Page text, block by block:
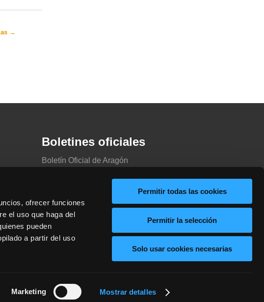
ofrecer funciones
el uso que haga del
pueden
a partir del uso
Marketing Mostrar detalles
Permitir todas las cookies
Permitir la selección
Solo usar cookies necesarias
→
Boletines oficiales
Boletín Oficial de Aragón
Boletín Oficial de la Provincia de Zaragoza